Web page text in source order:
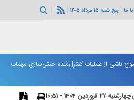
ما پنج شنبه 15 مرداد 1405
ناشی از عملیات کنترل‌شده خنثی‌سازی مهمات
لبنان و رژیم صهیونیستی در رم آغاز شد
چهارشنبه 27 فروردین 1404 - 10:51